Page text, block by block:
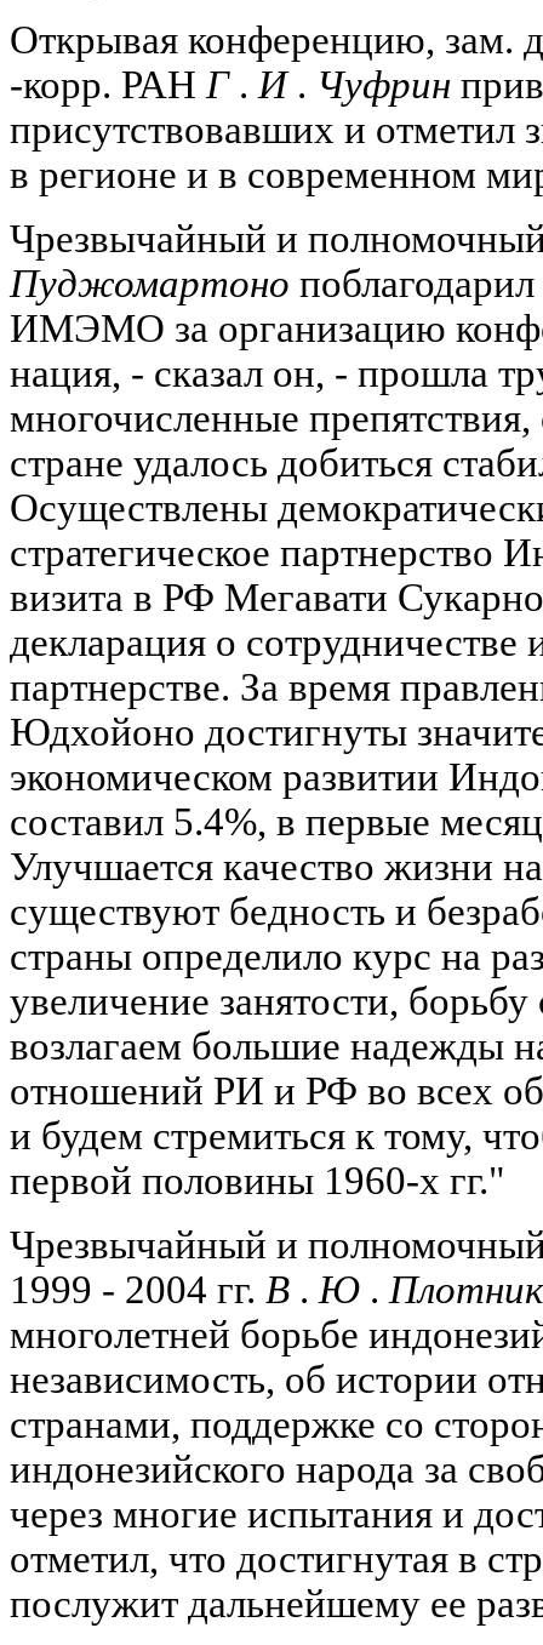
Открывая конференцию,
-корр. РАНГ.И. Чуфрин
присутствовавших и
в регионе и в современном
Чрезвычайный и
Пуджомартоно
ИМЭМО за организацию
нация, - сказал он, - прошла
многочисленные
стране удалось добиться
Осуществлены
стратегическое партнерство
визита в РФ Мегавати
декларация о сотрудничестве
партнерстве. За время
Юдхойоно достигнуты
экономическом развитии
составил 5.4%, в первые
Улучшается качество жизни
существуют бедность и
страны определило курс на
увеличение занятости,
возлагаем большие надежды
отношений РИ и РФ во всех
и будем стремиться к тому,
первой половины 1960-х гг."
Чрезвычайный и
1999 - 2004 гг. В .Ю .
многолетней борьбе
независимость, об истории
странами, поддержке со
индонезийского народа за
через многие испытания и
отметил, что достигнутая в
послужит дальнейшему ее